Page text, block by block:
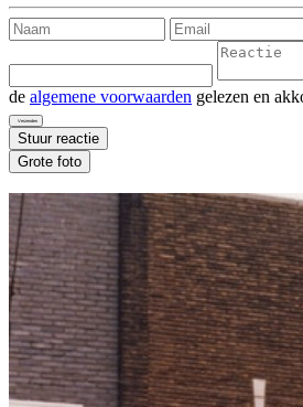
de algemene voorwaarden gelezen en